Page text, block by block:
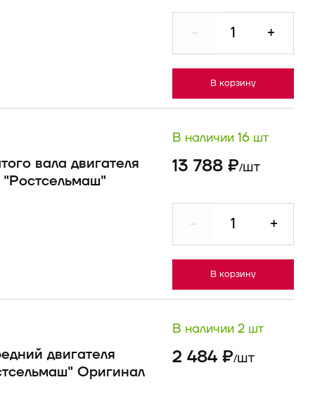
+
В корзину
вала двигателя
В наличии 16 шт
13 788 ₽/шт
+
В корзину
двигателя
Оригинал
В наличии 2 шт
2 484 ₽/шт